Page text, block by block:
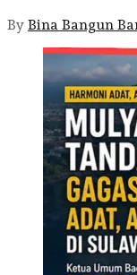
By Bina Bangun